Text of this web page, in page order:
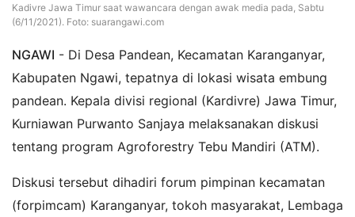
Kadivre Jawa Timur saat wawancara dengan awak media pada, Sabtu
(6/11/2021). Foto: suarangawi.com
NGAWI - Di Desa Pandean, Kecamatan Karanganyar,
Kabupaten Ngawi, tepatnya di lokasi wisata embung
pandean. Kepala divisi regional (Kardivre) Jawa Timur,
Kurniawan Purwanto Sanjaya melaksanakan diskusi
tentang program Agroforestry Tebu Mandiri (ATM).
Diskusi tersebut dihadiri forum pimpinan kecamatan
(forpimcam) Karanganyar, tokoh masyarakat, Lembaga